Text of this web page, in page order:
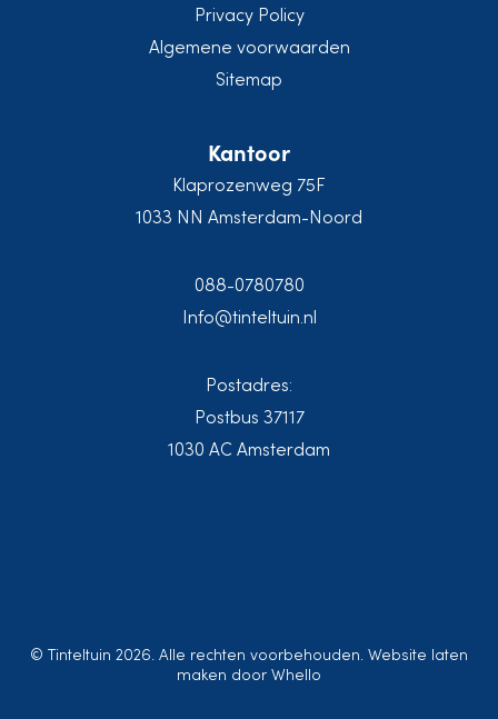
Privacy Policy
Algemene voorwaarden
Sitemap
Kantoor
Klaprozenweg 75F
1033 NN Amsterdam-Noord
088-0780780
Info@tinteltuin.nl
Postadres:
Postbus 37117
1030 AC Amsterdam
© Tinteltuin 2026. Alle rechten voorbehouden. Website laten
maken door Whello